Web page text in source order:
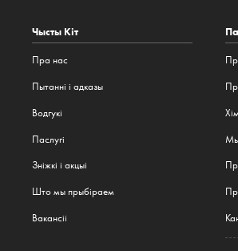
Чысты Кіт
Пра нас
Пытанні і адказы
Водгукі
Паслугі
Зніжкі і акцыі
Што мы прыбіраем
Вакансіі